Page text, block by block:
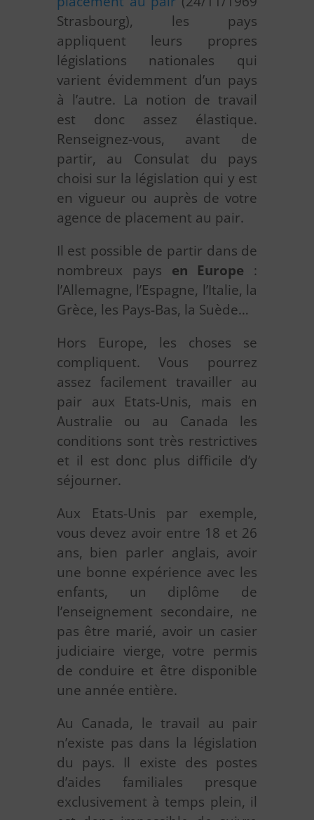
Strasbourg), les pays
appliquent leurs propres
législations nationales qui
varient évidemment d’un pays
à l’autre. La notion de travail
est donc assez élastique.
Renseignez-vous, avant de
partir, au Consulat du pays
choisi sur la législation qui y est
en vigueur ou auprès de votre
agence de placement au pair.
Il est possible de partir dans de
nombreux pays en Europe :
l’Allemagne, l’Espagne, l’Italie, la
Grèce, les Pays-Bas, la Suède…
Hors Europe, les choses se
compliquent. Vous pourrez
assez facilement travailler au
pair aux Etats-Unis, mais en
Australie ou au Canada les
conditions sont très restrictives
et il est donc plus difficile d’y
séjourner.
Aux Etats-Unis par exemple,
vous devez avoir entre 18 et 26
ans, bien parler anglais, avoir
une bonne expérience avec les
enfants, un diplôme de
l’enseignement secondaire, ne
pas être marié, avoir un casier
judiciaire vierge, votre permis
de conduire et être disponible
une année entière.
Au Canada, le travail au pair
n’existe pas dans la législation
du pays. Il existe des postes
d’aides familiales presque
exclusivement à temps plein, il